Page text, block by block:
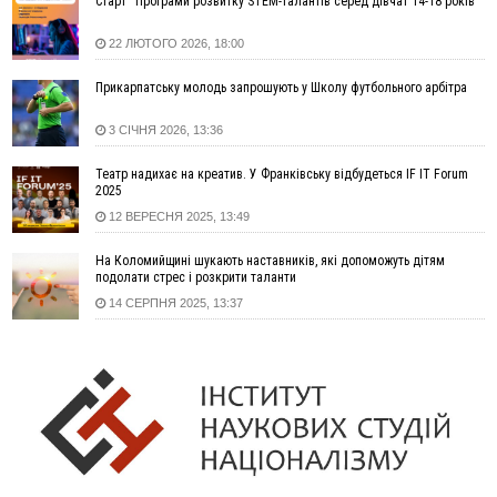
14:02
«Пілот з Лондона» видурив у жительки Коломийщини
майже 64 тисячі гривень
13:13
У четвер на Прикарпатті очікується сильна спека до 39°
13:00
На Снятинщині спіймали чоловіка, який зливав з цистерни
у полі невідому речовину
12:29
У МОЗ змінили підхід до госпіталізації та оновили правила
роботи стаціонарів
12:07
На межі Прикарпаття і Тернопільщини невідомі засипали
русло Золотої Липи та облаштували переправу
рекорди
11:17
Росія вдарила по Харкову "Бандероллю": є постраждалі,
пошкоджено цивільне підприємство
На Каскаді замість веж планують зробити сквер з
дитмайданчиком
09:31
На Верховинщині під час пожежі будинку травмувалась
жінка
22 ЛЮТОГО 2026, 18:00
Прикарпатську молодь запрошують у Школу футбольного арбітра
3 СІЧНЯ 2026, 13:36
Театр надихає на креатив. У Франківську відбудеться IF IT Forum
2025
12 ВЕРЕСНЯ 2025, 13:49
На Коломийщині шукають наставників, які допоможуть дітям
подолати стрес і розкрити таланти
14 СЕРПНЯ 2025, 13:37